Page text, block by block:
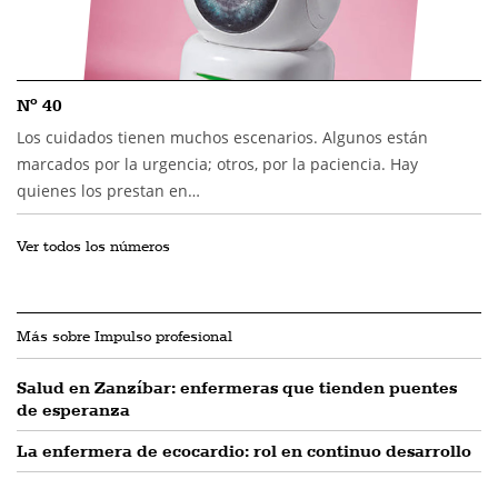
Nº 40
Los cuidados tienen muchos escenarios. Algunos están
marcados por la urgencia; otros, por la paciencia. Hay
quienes los prestan en…
Ver todos los números
Más sobre Impulso profesional
Salud en Zanzíbar: enfermeras que tienden puentes
de esperanza
La enfermera de ecocardio: rol en continuo desarrollo